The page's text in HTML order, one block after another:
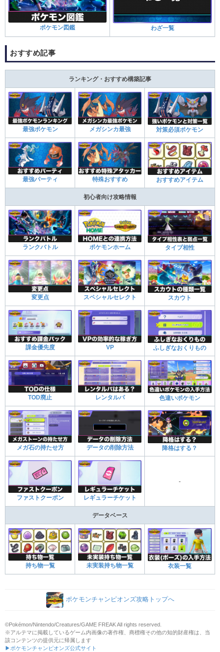
ポケモン図鑑 わざ一覧
おすすめ記事
ランキング・おすすめ構築記事
最強ポケモン メガシンカ最強 対策必須ポケモン
最強パーティ 特殊おすすめ おすすめアイテム
初心者向け攻略情報
ランクバトル ポケモンホーム タイプ相性
変更点 スペシャルセレクト スカウト
課金優先度 VP ふしぎなおくりもの
TOD廃止 レンタルパ 色違いポケモン
メガ石の持たせ方 データの削除方法 降格はする？
ファストクーポン レギュラーチケット
-
データベース
持ち物一覧 未実装持ち物一覧 衣装一覧
ポケモンチャンピオンズ攻略トップへ
©Pokémon/Nintendo/Creatures/GAME FREAK All rights reserved.
※アルテマに掲載しているゲーム内画像の著作権、商標権その他の知的財産権は、当
該コンテンツの提供元に帰属します
▶ポケモンチャンピオンズ公式サイト